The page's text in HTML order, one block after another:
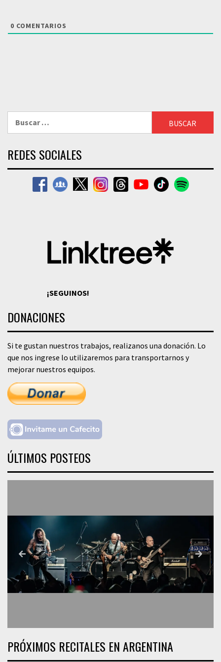
0 COMENTARIOS
REDES SOCIALES
¡SEGUINOS!
DONACIONES
Si te gustan nuestros trabajos, realizanos una donación. Lo
que nos ingrese lo utilizaremos para transportarnos y
mejorar nuestros equipos.
ÚLTIMOS POSTEOS
PRÓXIMOS RECITALES EN ARGENTINA